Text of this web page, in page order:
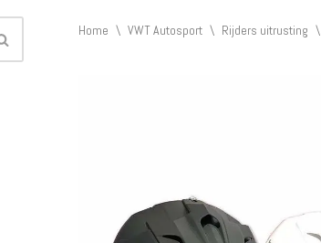
Home \ VWT Autosport \ Rijders uitrusting \